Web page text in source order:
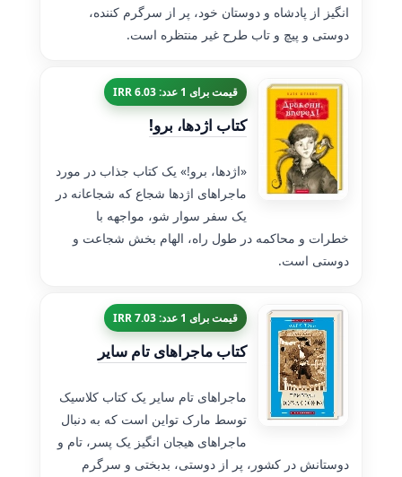
انگیز از پادشاه و دوستان خود، پر از سرگرم کننده،
دوستی و پیچ و تاب طرح غیر منتظره است.
قیمت برای 1 عدد: 6.03 IRR
کتاب اژدها، برو!
«اژدها، برو!» یک کتاب جذاب در مورد
ماجراهای اژدها شجاع که شجاعانه در
یک سفر سوار شو، مواجهه با
خطرات و محاکمه در طول راه، الهام بخش شجاعت و
دوستی است.
قیمت برای 1 عدد: 7.03 IRR
کتاب ماجراهای تام سایر
ماجراهای تام سایر یک کتاب کلاسیک
توسط مارک تواین است که به دنبال
ماجراهای هیجان انگیز یک پسر، تام و
دوستانش در کشور، پر از دوستی، بدبختی و سرگرم